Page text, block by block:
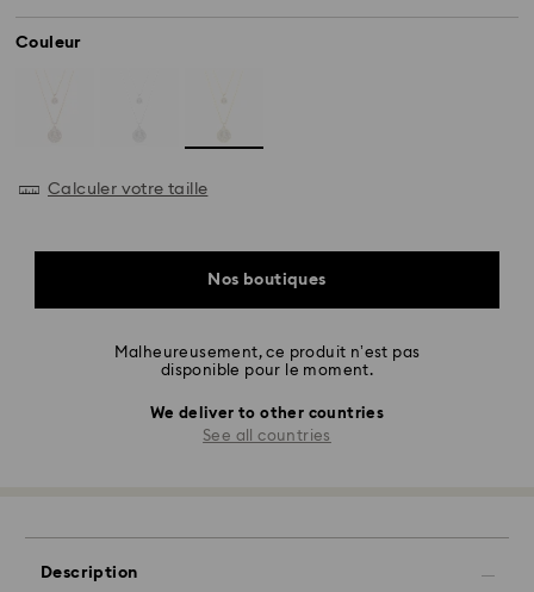
Couleur
Calculer votre taille
Nos boutiques
Malheureusement, ce produit n’est pas
disponible pour le moment.
We deliver to other countries
See all countries
Description